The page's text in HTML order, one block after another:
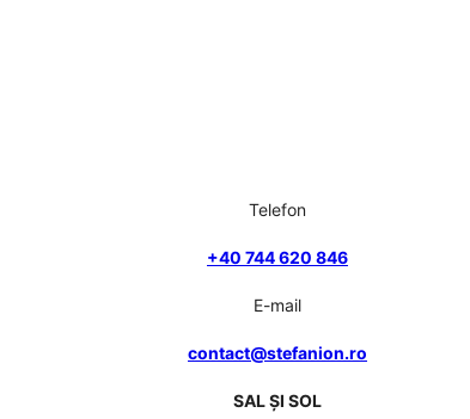
Telefon
+40 744 620 846
E-mail
contact@stefanion.ro
SAL ȘI SOL